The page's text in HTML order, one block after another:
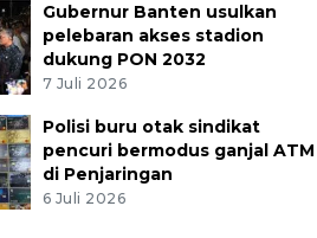
Gubernur Banten usulkan
pelebaran akses stadion
dukung PON 2032
7 Juli 2026
Polisi buru otak sindikat
pencuri bermodus ganjal ATM
di Penjaringan
6 Juli 2026